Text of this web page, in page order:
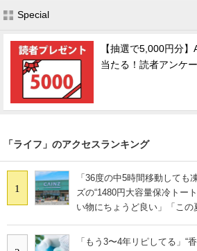
Special
【抽選で5,000円分
当たる！読者アンケ
「ライフ」のアクセスランキング
1
「36度の中5時間移動しても
ズの“1480円大容量保冷トー
い物にちょうど良い」「こ
「もう3〜4年リピしてる」“